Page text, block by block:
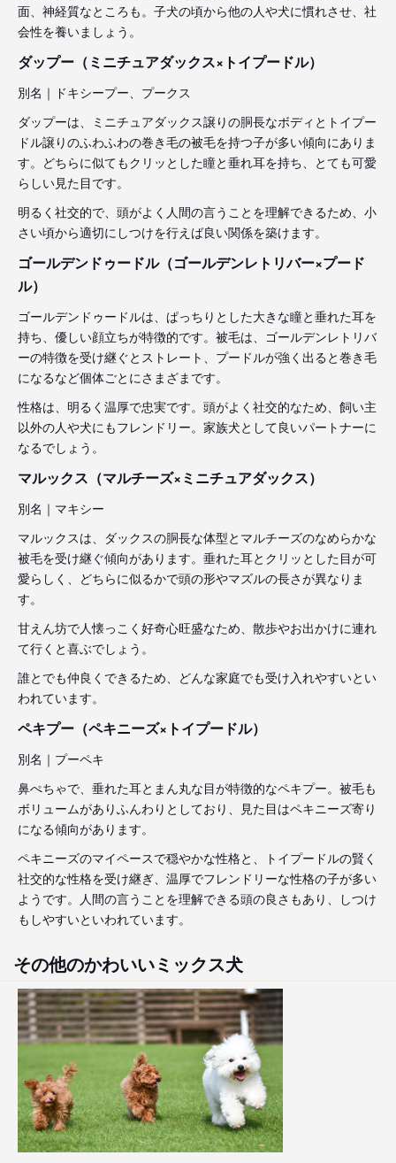
面、神経質なところも。子犬の頃から他の人や犬に慣れさせ、社
会性を養いましょう。
ダップー（ミニチュアダックス×トイプードル）
別名｜ドキシープー、プークス
ダップーは、ミニチュアダックス譲りの胴長なボディとトイプー
ドル譲りのふわふわの巻き毛の被毛を持つ子が多い傾向にありま
す。どちらに似てもクリッとした瞳と垂れ耳を持ち、とても可愛
らしい見た目です。
明るく社交的で、頭がよく人間の言うことを理解できるため、小
さい頃から適切にしつけを行えば良い関係を築けます。
ゴールデンドゥードル（ゴールデンレトリバー×プード
ル）
ゴールデンドゥードルは、ぱっちりとした大きな瞳と垂れた耳を
持ち、優しい顔立ちが特徴的です。被毛は、ゴールデンレトリバ
ーの特徴を受け継ぐとストレート、プードルが強く出ると巻き毛
になるなど個体ごとにさまざまです。
性格は、明るく温厚で忠実です。頭がよく社交的なため、飼い主
以外の人や犬にもフレンドリー。家族犬として良いパートナーに
なるでしょう。
マルックス（マルチーズ×ミニチュアダックス）
別名｜マキシー
マルックスは、ダックスの胴長な体型とマルチーズのなめらかな
被毛を受け継ぐ傾向があります。垂れた耳とクリッとした目が可
愛らしく、どちらに似るかで頭の形やマズルの長さが異なりま
す。
甘えん坊で人懐っこく好奇心旺盛なため、散歩やお出かけに連れ
て行くと喜ぶでしょう。
誰とでも仲良くできるため、どんな家庭でも受け入れやすいとい
われています。
ペキプー（ペキニーズ×トイプードル）
別名｜プーペキ
鼻ぺちゃで、垂れた耳とまん丸な目が特徴的なペキプー。被毛も
ボリュームがありふんわりとしており、見た目はペキニーズ寄り
になる傾向があります。
ペキニーズのマイペースで穏やかな性格と、トイプードルの賢く
社交的な性格を受け継ぎ、温厚でフレンドリーな性格の子が多い
ようです。人間の言うことを理解できる頭の良さもあり、しつけ
もしやすいといわれています。
その他のかわいいミックス犬